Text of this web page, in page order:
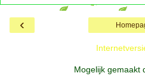
‹
Mogelijk gemaakt